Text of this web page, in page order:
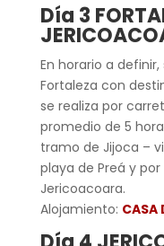
Día 3
En horario a
Fortaleza con
se realiza por
promedio de 5
tramo de Jijoca –
playa de Preá y
Jericoacoara.
Alojamiento: CASA